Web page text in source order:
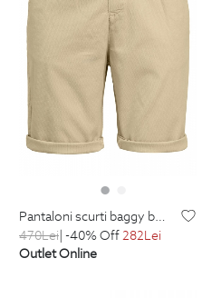
pantaloni scurti baggy bej uni
470Lei| -40% Off282Lei
Outlet Online